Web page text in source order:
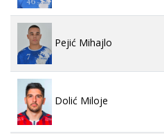
Pejić Mihajlo
Dolić Miloje